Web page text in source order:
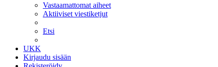
Vastaamattomat aiheet
Aktiiviset viestiketjut
Etsi
UKK
Kirjaudu sisään